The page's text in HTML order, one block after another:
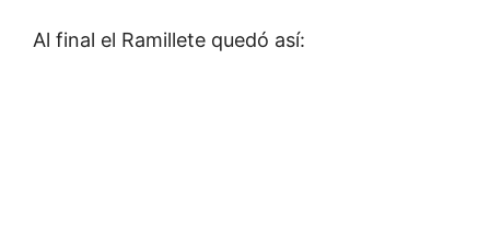
Al final el Ramillete quedó así: